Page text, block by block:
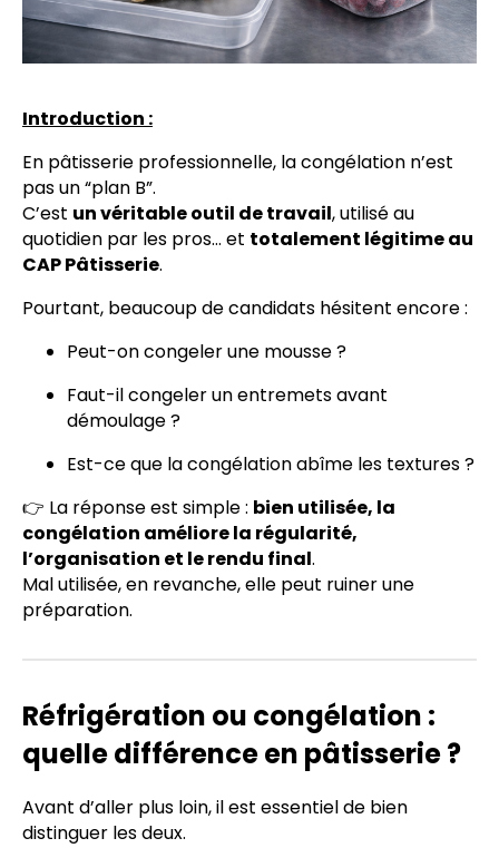
Introduction :
En pâtisserie professionnelle, la congélation n’est
pas un “plan B”.
C’est un véritable outil de travail, utilisé au
quotidien par les pros… et totalement légitime au
CAP Pâtisserie.
Pourtant, beaucoup de candidats hésitent encore :
Peut-on congeler une mousse ?
Faut-il congeler un entremets avant
démoulage ?
Est-ce que la congélation abîme les textures ?
👉 La réponse est simple : bien utilisée, la
congélation améliore la régularité,
l’organisation et le rendu final.
Mal utilisée, en revanche, elle peut ruiner une
préparation.
Réfrigération ou congélation :
quelle différence en pâtisserie ?
Avant d’aller plus loin, il est essentiel de bien
distinguer les deux.